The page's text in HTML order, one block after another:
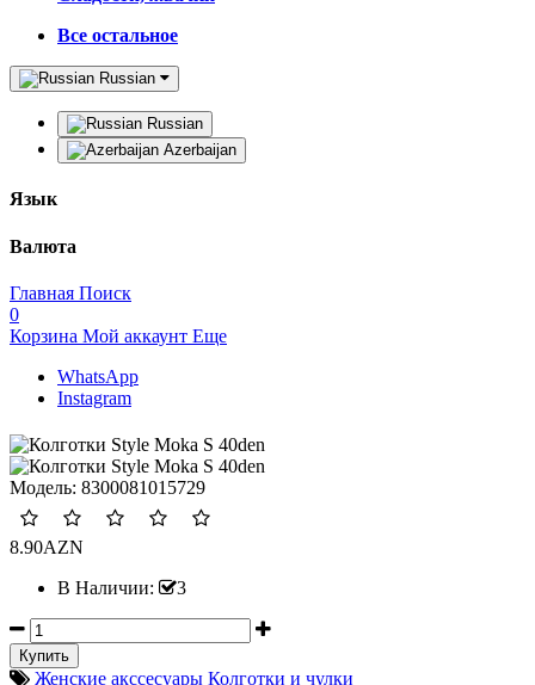
Все остальное
Russian
Russian
Azerbaijan
Язык
Валюта
Главная Поиск
0
Корзина Мой аккаунт Еще
WhatsApp
Instagram
Модель: 8300081015729
8.90AZN
В Наличии:
3
Женские акссесуары Колготки и чулки